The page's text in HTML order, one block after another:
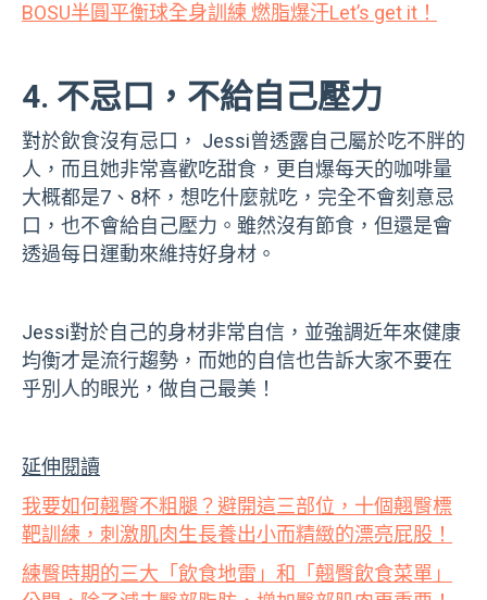
BOSU半圓平衡球全身訓練 燃脂爆汗Let’s get it！
4. 不忌口，不給自己壓力
對於飲食沒有忌口， Jessi曾透露自己屬於吃不胖的
人，而且她非常喜歡吃甜食，更自爆每天的咖啡量
大概都是7、8杯，想吃什麼就吃，完全不會刻意忌
口，也不會給自己壓力。雖然沒有節食，但還是會
透過每日運動來維持好身材。
Jessi對於自己的身材非常自信，並強調近年來健康
均衡才是流行趨勢，而她的自信也告訴大家不要在
乎別人的眼光，做自己最美！
延伸閱讀
我要如何翹臀不粗腿？避開這三部位，十個翹臀標
靶訓練，刺激肌肉生長養出小而精緻的漂亮屁股！
練臀時期的三大「飲食地雷」和「翹臀飲食菜單」